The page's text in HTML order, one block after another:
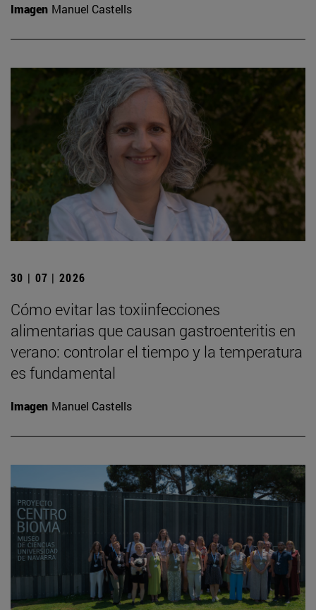
Imagen Manuel Castells
30 | 07 | 2026
Cómo evitar las toxiinfecciones
alimentarias que causan gastroenteritis en
verano: controlar el tiempo y la temperatura
es fundamental
Imagen Manuel Castells